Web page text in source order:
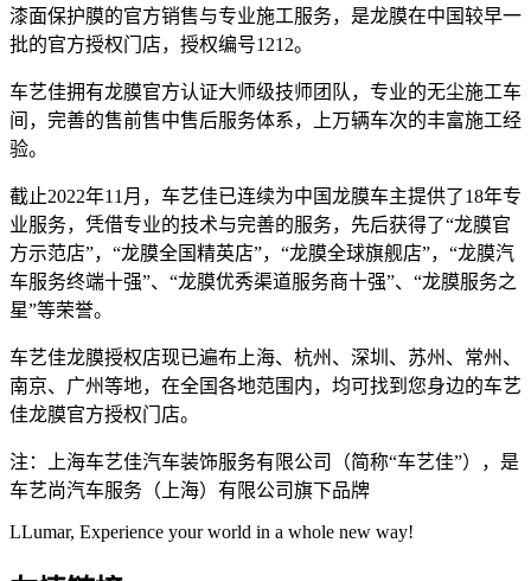
漆面保护膜的官方销售与专业施工服务，是龙膜在中国较早一
批的官方授权门店，授权编号1212。
车艺佳拥有龙膜官方认证大师级技师团队，专业的无尘施工车
间，完善的售前售中售后服务体系，上万辆车次的丰富施工经
验。
截止2022年11月，车艺佳已连续为中国龙膜车主提供了18年专
业服务，凭借专业的技术与完善的服务，先后获得了“龙膜官
方示范店”，“龙膜全国精英店”，“龙膜全球旗舰店”，“龙膜汽
车服务终端十强”、“龙膜优秀渠道服务商十强”、“龙膜服务之
星”等荣誉。
车艺佳龙膜授权店现已遍布上海、杭州、深圳、苏州、常州、
南京、广州等地，在全国各地范围内，均可找到您身边的车艺
佳龙膜官方授权门店。
注：上海车艺佳汽车装饰服务有限公司（简称“车艺佳”），是
车艺尚汽车服务（上海）有限公司旗下品牌
LLumar, Experience your world in a whole new way!